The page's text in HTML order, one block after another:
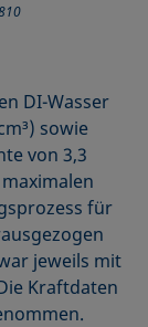
DI-Wasser
sowie
von 3,3
für
jeweils mit
Kraftdaten